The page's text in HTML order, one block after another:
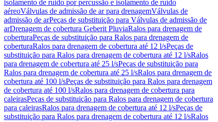
isolamento de ruído por percussão e isolamento de ruído
aéreoVálvulas de admissão de ar para drenagemVálvulas de
admissão de arPeças de substituição para Válvulas de admissão de
arDrenagem de cobertura Geberit PluviaRalos para drenagem de
coberturaPeças de substituição para Ralos para drenagem de
coberturaRalos para drenagem de cobertura até 12 l/sPeças de
substituição para Ralos para drenagem de cobertura até 12 l/sRalos
para drenagem de cobertura até 25 l/sPeças de substituição para
Ralos para drenagem de cobertura até 25 l/sRalos para drenagem de
cobertura até 100 l/sPeças de substituição para Ralos para drenagem
de cobertura até 100 l/sRalos para drenagem de cobertura para
caleirasPeças de substituição para Ralos para drenagem de cobertura
para caleirasRalos para drenagem de cobertura até 12 l/sPeças de
substituição para Ralos para drenagem de cobertura até 12 l/sRalos